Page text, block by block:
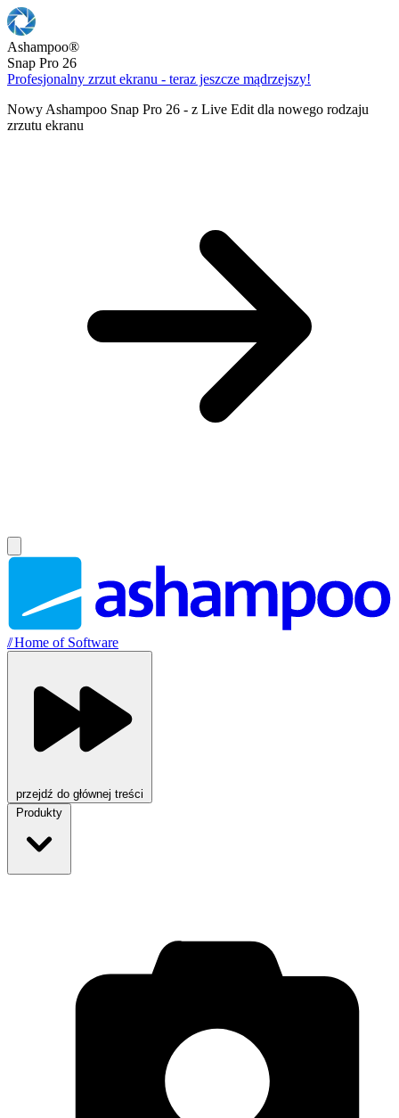
Ashampoo®
Snap Pro 26
Profesjonalny zrzut ekranu - teraz jeszcze mądrzejszy!
Nowy Ashampoo Snap Pro 26 - z Live Edit dla nowego rodzaju
zrzutu ekranu
//Home of Software
przejdź do głównej treści
Produkty